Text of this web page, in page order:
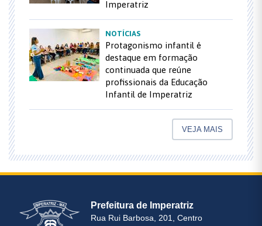
Imperatriz
NOTÍCIAS
Protagonismo infantil é
destaque em formação
continuada que reúne
profissionais da Educação
Infantil de Imperatriz
VEJA MAIS
Prefeitura de Imperatriz
Rua Rui Barbosa, 201, Centro